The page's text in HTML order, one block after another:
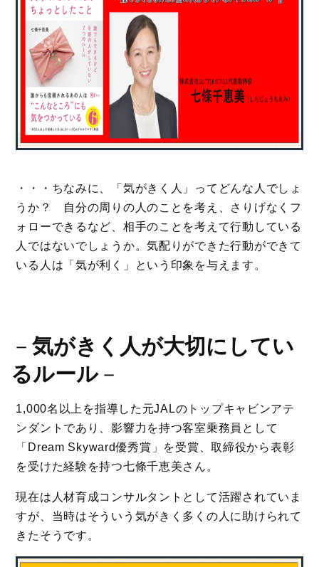
・・・ちなみに、「気がきく人」ってどんな人でしょ
うか？ 自分の周りの人のことを考え、さりげなくフ
ォローできるなど、相手のことを考えて行動している
人ではないでしょうか。気配りができた行動ができて
いる人は「気が利く」という印象を与えます。
－ 気がきく人が大切にしてい
るルール－
1,000名以上を指導した元JALのトップキャビンアテ
ンダントであり、影響力を持つ客室乗務員として
「Dream Skyward優秀賞」を受賞、取締役から表彰
を受けた経験を持つ七條千恵美さん。
現在は人材育成コンサルタントとして活躍されていま
すが、当時はそういう気がきく多くの人に助けられて
きたそうです。